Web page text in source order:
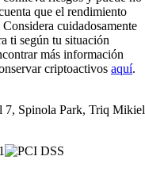
que el rendimiento
cuidadosamente
ti según tu situación
más información
criptoactivos aquí.
7, Spinola Park, Triq Mikiel